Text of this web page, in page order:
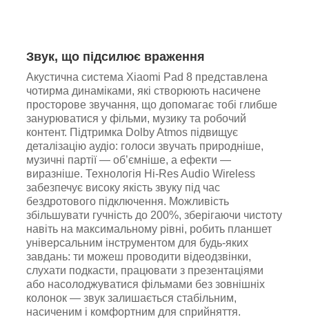
Звук, що підсилює враження
Акустична система Xiaomi Pad 8 представлена
чотирма динаміками, які створюють насичене
просторове звучання, що допомагає тобі глибше
занурюватися у фільми, музику та робочий
контент. Підтримка Dolby Atmos підвищує
деталізацію аудіо: голоси звучать природніше,
музичні партії — об’ємніше, а ефекти —
виразніше. Технологія Hi-Res Audio Wireless
забезпечує високу якість звуку під час
бездротового підключення. Можливість
збільшувати гучність до 200%, зберігаючи чистоту
навіть на максимальному рівні, робить планшет
універсальним інструментом для будь-яких
завдань: ти можеш проводити відеодзвінки,
слухати подкасти, працювати з презентаціями
або насолоджуватися фільмами без зовнішніх
колонок — звук залишається стабільним,
насиченим і комфортним для сприйняття.